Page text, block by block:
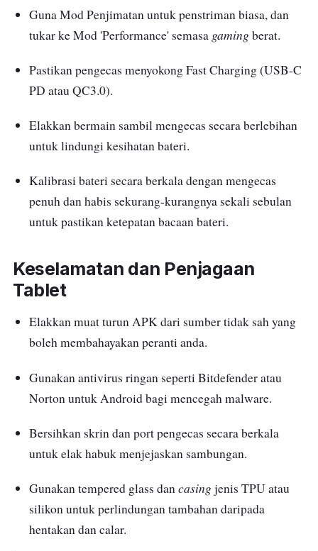
Guna Mod Penjimatan untuk penstriman biasa, dan
tukar ke Mod 'Performance' semasa gamingberat.
Pastikan pengecas menyokong Fast Charging (USB-C
PD atau QC3.0).
Elakkan bermain sambil mengecas secara berlebihan
untuk lindungi kesihatan bateri.
Kalibrasi bateri secara berkala dengan mengecas
penuh dan habis sekurang-kurangnya sekali sebulan
untuk pastikan ketepatan bacaan bateri.
Keselamatan dan Penjagaan
Tablet
Elakkan muat turun APK dari sumber tidak sah yang
boleh membahayakan peranti anda.
Gunakan antivirus ringan seperti Bitdefender atau
Norton untuk Android bagi mencegah malware.
Bersihkan skrin dan port pengecas secara berkala
untuk elak habuk menjejaskan sambungan.
Gunakan tempered glass dancasingjenis TPU atau
silikon untuk perlindungan tambahan daripada
hentakan dan calar.